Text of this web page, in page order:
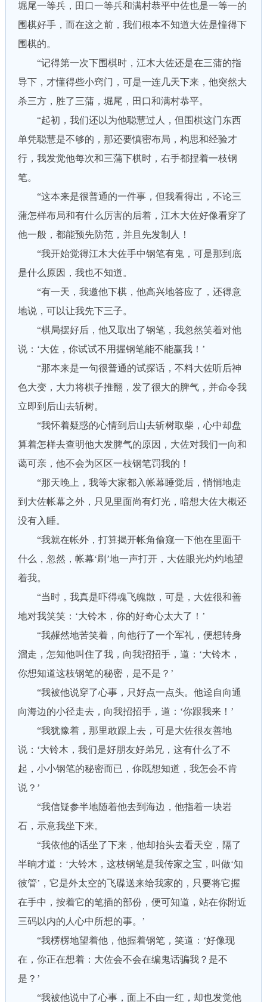
堀尾一等兵，田口一等兵和满村恭平中佐也是一等一的
围棋好手，而在这之前，我们根本不知道大佐是憧得下
围棋的。
“记得第一次下围棋时，江木大佐还是在三蒲的指
导下，才懂得些小窍门，可是一连几天下来，他突然大
杀三方，胜了三蒲，堀尾，田口和满村恭平。
“起初，我们还以为他聪慧过人，但围棋这门东西
单凭聪慧是不够的，那还要慎密布局，构思和经验才
行，我发觉他每次和三蒲下棋时，右手都捏着一枝钢
笔。
“这本来是很普通的一件事，但我看得出，不论三
蒲怎样布局和有什么厉害的后着，江木大佐好像看穿了
他一般，都能预先防范，并且先发制人！
“我开始觉得江木大佐手中钢笔有鬼，可是那到底
是什么原因，我也不知道。
“有一天，我邀他下棋，他高兴地答应了，还得意
地说，可以让我先下三子。
“棋局摆好后，他又取出了钢笔，我忽然笑着对他
说：‘大佐，你试试不用握钢笔能不能赢我！’
“那本来是一句很普通的试探话，不料大佐听后神
色大变，大力将棋子推翻，发了很大的脾气，并命令我
立即到后山去斩树。
“我怀着疑惑的心情到后山去斩树取柴，心中却盘
算着怎样去查明他大发脾气的原因，大佐对我们一向和
蔼可亲，他不会为区区一枝钢笔罚我的！
“那天晚上，我等大家都入帐幕睡觉后，悄悄地走
到大佐帐幕之外，只见里面尚有灯光，暗想大佐大概还
没有入睡。
“我就在帐外，打算揭开帐角偷窥一下他在里面干
什么，忽然，帐幕‘刷’地一声打开，大佐眼光灼灼地望
着我。
“当时，我真是吓得魂飞魄散，可是，大佐很和善
地对我笑笑：‘大铃木，你的好奇心太大了！’
“我赧然地苦笑着，向他行了一个军礼，便想转身
溜走，怎知他叫住了我，向我招招手，道：‘大铃木，
你想知道这枝钢笔的秘密，是不是？’
“我被他说穿了心事，只好点一点头。他迳自向通
向海边的小径走去，向我招招手，道：‘你跟我来！’
“我犹豫着，那里敢跟上去，可是大佐很友善地
说：‘大铃木，我们是好朋友好弟兄，这有什么了不
起，小小钢笔的秘密而已，你既想知道，我怎会不肯
说？’
“我信疑参半地随着他去到海边，他指着一块岩
石，示意我坐下来。
“我依他的话坐了下来，他却抬头去看天空，隔了
半晌才道：‘大铃木，这枝钢笔是我传家之宝，叫做‘知
彼管’，它是外太空的飞碟送来给我家的，只要将它握
在手中，按着它的笔插的部份，便可知道，站在你附近
三码以内的人心中所想的事。’
“我楞楞地望着他，他握着钢笔，笑道：‘好像现
在，你正在想着：大佐会不会在编鬼话骗我？是不
是？’
“我被他说中了心事，面上不由一红，却也发觉他